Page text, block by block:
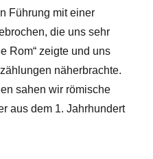
Führung mit einer
die uns sehr
Rom“ zeigte und uns
näherbrachte.
sahen wir römische
aus dem 1. Jahrhundert